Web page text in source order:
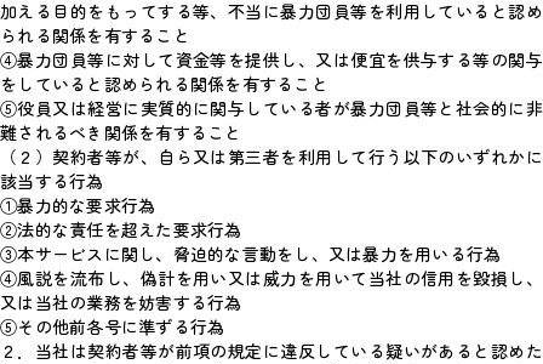
加える目的をもってする等、不当に暴力団員等を利用していると認め
られる関係を有すること
④暴力団員等に対して資金等を提供し、又は便宜を供与する等の関与
をしていると認められる関係を有すること
⑤役員又は経営に実質的に関与している者が暴力団員等と社会的に非
難されるべき関係を有すること
（２）契約者等が、自ら又は第三者を利用して行う以下のいずれかに
該当する行為
①暴力的な要求行為
②法的な責任を超えた要求行為
③本サービスに関し、脅迫的な言動をし、又は暴力を用いる行為
④風説を流布し、偽計を用い又は威力を用いて当社の信用を毀損し、
又は当社の業務を妨害する行為
⑤その他前各号に準ずる行為
２．当社は契約者等が前項の規定に違反している疑いがあると認めた